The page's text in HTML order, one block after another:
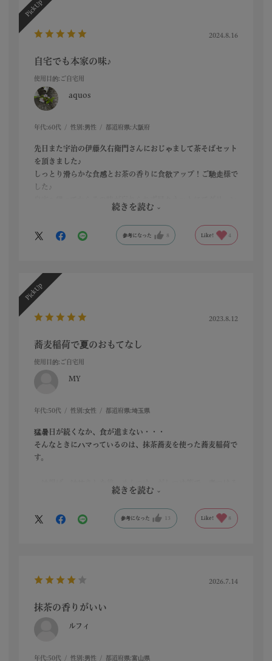
2024.8.16
自宅でも本家の味♪
使用目的:ご自宅用
aquos
年代: 60代 性別: 男性 都道府県: 大阪府
先日また宇治の伊藤久右衛門さんにおじゃまして茶そばセット
を頂きました♪
しっとり滑らかな食感とお茶の香りに食欲アップ！ご馳走様で
した♪
ティーと合わせて注文！自宅でも本家の味と変わらない美味し
続きを読む
参考になった 8 Like! 4
2023.8.12
蕎麦稲荷で夏のおもてなし
使用目的:ご自宅用
MY
年代: 50代 性別:女性 都道府県:埼玉県
猛暑日が続くなか、食が進まない・・・
そんなときにハマっているのは、抹茶蕎麦を使った蕎麦稲荷で
す。
・蕎麦を茹で、氷水で〆た後、水分を切り、めんつゆで絡める
・半分に切って開いた油揚げのなかに、味付けした蕎麦を入れ
て、
お皿に並べて完成。
→翌日でも、ひんやり美味しく頂けました。
家族ご飯はもちろん、夏のおもてなし料理としても、喜ばれる
続きを読む
参考になった 13 Like! 8
2026.7.14
抹茶の香りがいい
ルフィ
年代: 50代 性別: 男性 都道府県:富山県